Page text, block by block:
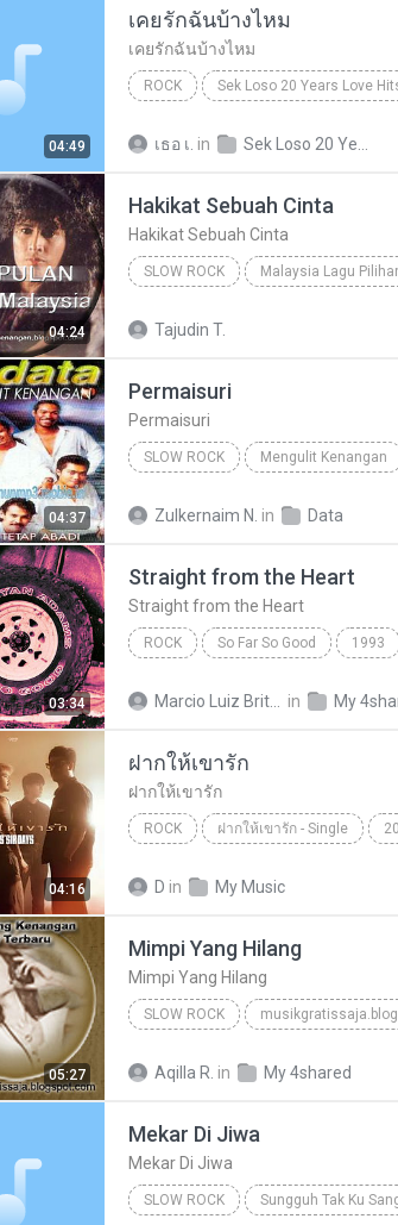
04:49
เคยรักฉันบ้างไหม
เคยรักฉันบ้างไหม
ROCK Sek Loso 20 Years Love
เธอ เ. in
04:24
Hakikat Sebuah Cinta
Hakikat Sebuah Cinta
SLOW ROCK Malaysia Lagu
Tajudin T.
04:37
Permaisuri
Permaisuri
SLOW ROCK Mengulit Kenangan
Zulkernaim N. in Data
03:34
Straight from the Heart
Straight from the Heart
ROCK So Far So Good 1993
in My
04:16
ฝากให้เขารัก
ฝากให้เขารัก
ROCK ฝากให้เขารัก - Single
D in My Music
05:27
Mimpi Yang Hilang
Mimpi Yang Hilang
SLOW ROCK
Aqilla R. in My 4shared
Mekar Di Jiwa
Mekar Di Jiwa
SLOW ROCK Sungguh Tak Ku